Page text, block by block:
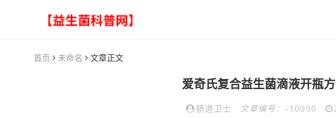
首页 未命名 文章正文
爱奇氏复合益生菌滴液开瓶
肠道卫士 文章编号： -10090